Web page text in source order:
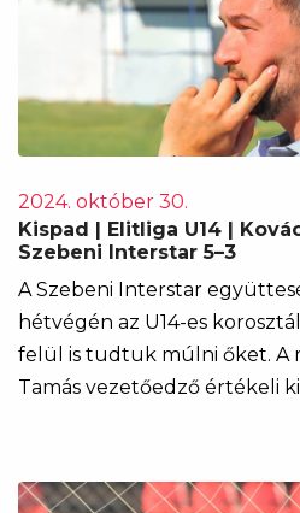
2024. október 30.
Kispad | Elitliga U14 |
Szebeni Interstar 5–3
A Szebeni Interstar
hétvégén az U14-es
felül is tudtuk múlni őket. A
Tamás vezetőedző értékeli